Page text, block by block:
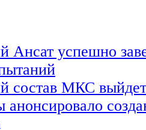
Ансат успешно
состав МКС